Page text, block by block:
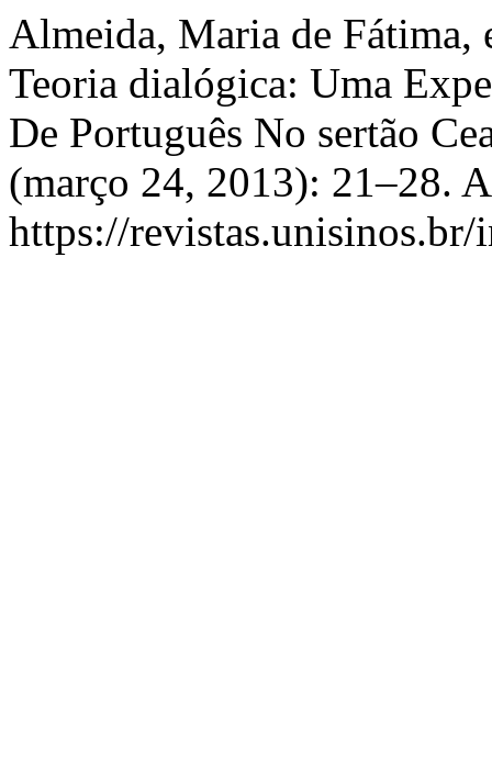
Almeida, Maria de Fátima,
Teoria dialógica: Uma
De Português No sertão
(março 24, 2013): 21–28.
https://